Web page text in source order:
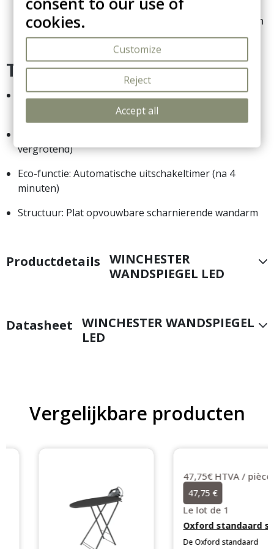
tegen de muur worden gevouwen, wat zorgt voor
minimale rommel en tegelijkertijd een zeer luxe touch
aan de kamer toevoegt.
Technische specificaties:
Verlichting: Geïntegreerde LED-ring (gevoed door 4
vergrotend)
Eco-functie: Automatische uitschakeltimer (na 4
minuten)
Structuur: Plat opvouwbare scharnierende wandarm
Productdetails WINCHESTER
WANDSPIEGEL LED
Datasheet WINCHESTER WANDSPIEGEL
LED
Vergelijkbare producten
cookies.
Customize
Reject
Accept all